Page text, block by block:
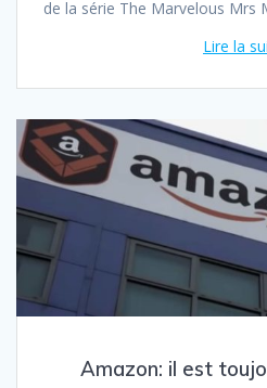
de la série The Marvelous Mrs
Lire la
Amazon: il est